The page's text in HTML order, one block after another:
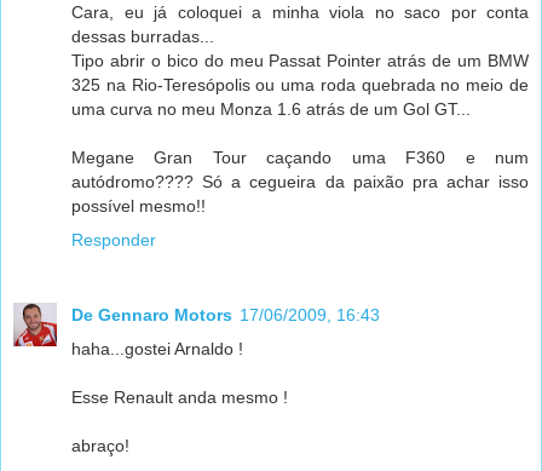
Cara, eu já coloquei a minha viola no saco por conta
dessas burradas...
Tipo abrir o bico do meu Passat Pointer atrás de um BMW
325 na Rio-Teresópolis ou uma roda quebrada no meio de
uma curva no meu Monza 1.6 atrás de um Gol GT...
Megane Gran Tour caçando uma F360 e num
autódromo???? Só a cegueira da paixão pra achar isso
possível mesmo!!
Responder
De Gennaro Motors 17/06/2009, 16:43
haha...gostei Arnaldo !
Esse Renault anda mesmo !
abraço!